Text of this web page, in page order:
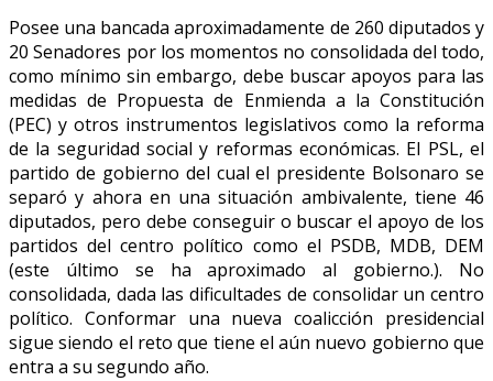
Posee una bancada aproximadamente de 260 diputados y
20 Senadores por los momentos no consolidada del todo,
como mínimo sin embargo, debe buscar apoyos para las
medidas de Propuesta de Enmienda a la Constitución
(PEC) y otros instrumentos legislativos como la reforma
de la seguridad social y reformas económicas. El PSL, el
partido de gobierno del cual el presidente Bolsonaro se
separó y ahora en una situación ambivalente, tiene 46
diputados, pero debe conseguir o buscar el apoyo de los
partidos del centro político como el PSDB, MDB, DEM
(este último se ha aproximado al gobierno.). No
consolidada, dada las dificultades de consolidar un centro
político. Conformar una nueva coalicción presidencial
sigue siendo el reto que tiene el aún nuevo gobierno que
entra a su segundo año.